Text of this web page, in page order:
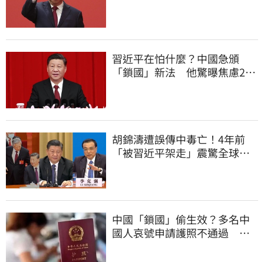
習近平在怕什麼？中國急頒
「鎖國」新法 他驚曝焦慮2
胡錦濤遭誤傳中毒亡！4年前
「被習近平架走」震驚全球
中國「鎖國」偷生效？多名中
國人哀號申請護照不通過 網